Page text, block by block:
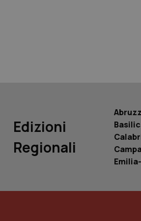
Edizioni
Regionali